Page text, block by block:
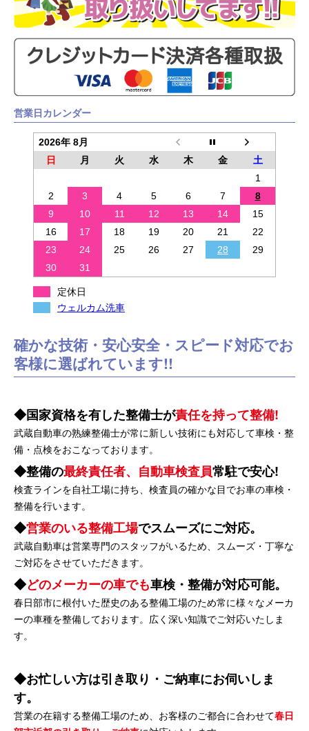
営業日カレンダー
2026年 8月
日
月 火 水 木 金
土
1
2
3 4 5 6 7
8
9
10 11 12 13 14
15
16
17 18 19 20 21
22
23
24 25 26 27 28
29
30
31
定休日
ウェルカム洗車
確かな技術・安心安全・スピード対応でお
客様に選ばれています!!
国家資格を有した整備士が責任を持って整備!
武蔵自動車の熟練整備士が常に新しい技術にも対応して車検・整
備・点検をおこなっております。
整備の最終責任者、自動車検査員常駐で安心!
検査ラインを自社工場に持ち、検査員の確かな目でお車の車検・
整備を行います。
営業のいる整備工場でスムーズにご対応。
武蔵自動車は営業専門のスタッフがいるため、スムーズ・丁寧な
ご対応をさせていただきます。
どのメーカーの車でも車検・整備が対応可能。
春日部市に根付いた歴史のある整備工場のため常に様々なメーカ
ーの車種を整備しております。広く深い知識でご対応いたしま
す。
お忙しい方は引き取り・ご納車にお伺いしま
す。
営業の在籍する整備工場のため、お客様のご都合に合わせて春日